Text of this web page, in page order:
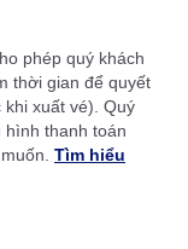
phép quý khách
thời gian để quyết
xuất vé). Quý
hình thanh toán
Tìm hiểu